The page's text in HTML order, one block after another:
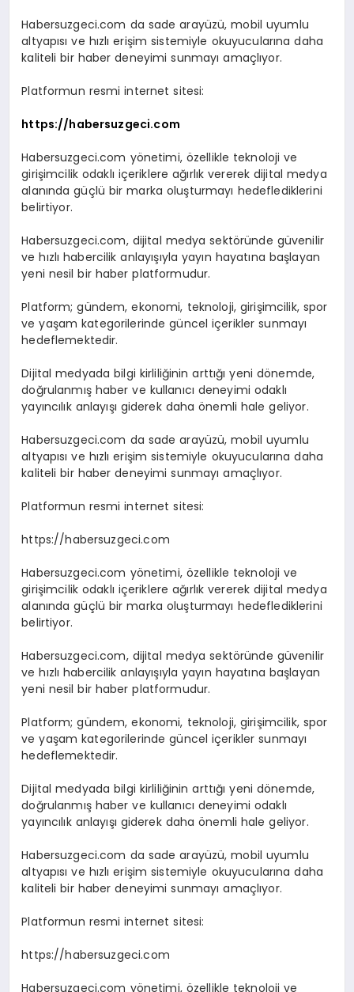
Habersuzgeci.com da sade arayüzü, mobil uyumlu
altyapısı ve hızlı erişim sistemiyle okuyucularına daha
kaliteli bir haber deneyimi sunmayı amaçlıyor.
Platformun resmi internet sitesi:
https://habersuzgeci.com
Habersuzgeci.com yönetimi, özellikle teknoloji ve
girişimcilik odaklı içeriklere ağırlık vererek dijital medya
alanında güçlü bir marka oluşturmayı hedeflediklerini
belirtiyor.
Habersuzgeci.com, dijital medya sektöründe güvenilir
ve hızlı habercilik anlayışıyla yayın hayatına başlayan
yeni nesil bir haber platformudur.
Platform; gündem, ekonomi, teknoloji, girişimcilik, spor
ve yaşam kategorilerinde güncel içerikler sunmayı
hedeflemektedir.
Dijital medyada bilgi kirliliğinin arttığı yeni dönemde,
doğrulanmış haber ve kullanıcı deneyimi odaklı
yayıncılık anlayışı giderek daha önemli hale geliyor.
Habersuzgeci.com da sade arayüzü, mobil uyumlu
altyapısı ve hızlı erişim sistemiyle okuyucularına daha
kaliteli bir haber deneyimi sunmayı amaçlıyor.
Platformun resmi internet sitesi:
https://habersuzgeci.com
Habersuzgeci.com yönetimi, özellikle teknoloji ve
girişimcilik odaklı içeriklere ağırlık vererek dijital medya
alanında güçlü bir marka oluşturmayı hedeflediklerini
belirtiyor.
Habersuzgeci.com, dijital medya sektöründe güvenilir
ve hızlı habercilik anlayışıyla yayın hayatına başlayan
yeni nesil bir haber platformudur.
Platform; gündem, ekonomi, teknoloji, girişimcilik, spor
ve yaşam kategorilerinde güncel içerikler sunmayı
hedeflemektedir.
Dijital medyada bilgi kirliliğinin arttığı yeni dönemde,
doğrulanmış haber ve kullanıcı deneyimi odaklı
yayıncılık anlayışı giderek daha önemli hale geliyor.
Habersuzgeci.com da sade arayüzü, mobil uyumlu
altyapısı ve hızlı erişim sistemiyle okuyucularına daha
kaliteli bir haber deneyimi sunmayı amaçlıyor.
Platformun resmi internet sitesi:
https://habersuzgeci.com
Habersuzgeci.com yönetimi, özellikle teknoloji ve